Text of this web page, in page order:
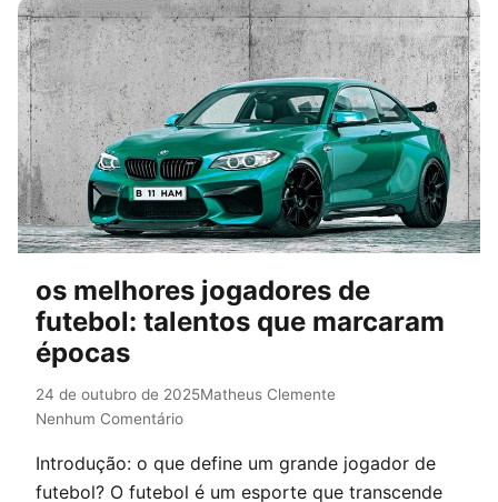
os melhores jogadores de
futebol: talentos que marcaram
épocas
24 de outubro de 2025Matheus Clemente
Nenhum Comentário
Introdução: o que define um grande jogador de
futebol? O futebol é um esporte que transcende